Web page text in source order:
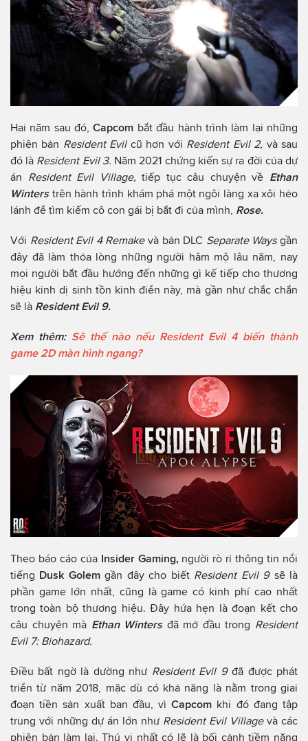
Hai năm sau đó,Capcom bắt đầu hành trình làm lại những
phiên bản Resident Evilcũ hơn với Resident Evil 2, và sau
đó là Resident Evil 3. Năm 2021 chứng kiến sự ra đời của dự
án Resident Evil Village,tiếp tục câu chuyện về Ethan
Winterstrên hành trình khám phá một ngôi làng xa xôi hẻo
lánh để tìm kiếm cô con gái bị bắt đi của mình, Rose.
Với Resident Evil 4 Remakevà bản DLC Separate Waysgần
đây đã làm thỏa lòng những người hâm mộ lâu năm, nay
mọi người bắt đầu hướng đến những gì kế tiếp cho thương
hiệu kinh dị sinh tồn kinh điển này, mà gần như chắc chắn
sẽ là Resident Evil 9.
Xem thêm: Sẽ thế nào nếu Resident Evil 4 biến thành
game 2D màn hình ngang?
Theo báo cáo của Insider Gaming, người rò rỉ thông tin nổi
tiếng Dusk Golemgần đây cho biết Resident Evil 9 sẽ là
phần game lớn nhất, cũng là game có kinh phí cao nhất
trong toàn bộ thương hiệu. Đây hứa hẹn là đoạn kết cho
câu chuyện mà Ethan Wintersđã mở đầu trong Resident
Evil 7: Biohazard.
Điều bất ngờ là dường như Resident Evil 9đã được phát
triển từ năm 2018, mặc dù có khả năng là nằm trong giai
đoạn tiền sản xuất ban đầu, vìCapcom khi đó đang tập
trung với những dự án lớn như Resident Evil Village và các
phiên bản làm lại. Thú vị nhất có lẽ là bối cảnh tiềm năng